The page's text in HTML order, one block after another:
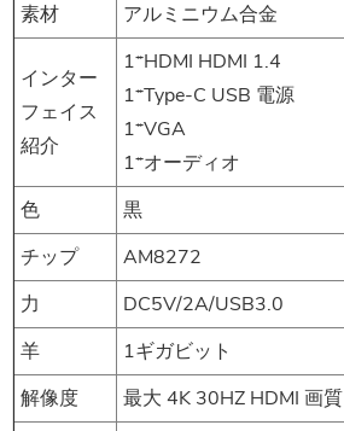
素材
アルミニウム合金
インター
フェイス
紹介
1*HDMI HDMI 1.4
1*Type-C USB 電源
1*VGA
1*オーディオ
色
黒
チップ
AM8272
力
DC5V/2A/USB3.0
羊
1ギガビット
解像度
最大 4K 30HZ HDMI 画質